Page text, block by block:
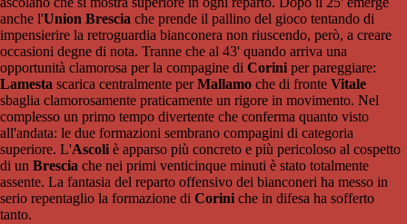
anche l'Union Brescia che prende il pallino del gioco tentando di
impensierire la retroguardia bianconera non riuscendo, però, a creare
occasioni degne di nota. Tranne che al 43' quando arriva una
opportunità clamorosa per la compagine di Corini per pareggiare:
Lamesta scarica centralmente perMallamo che di fronte Vitale
sbaglia clamorosamente praticamente un rigore in movimento. Nel
complesso un primo tempo divertente che conferma quanto visto
all'andata: le due formazioni sembrano compagini di categoria
superiore. L'Ascoli è apparso più concreto e più pericoloso al cospetto
di un Brescia che nei primi venticinque minuti è stato totalmente
assente. La fantasia del reparto offensivo dei bianconeri ha messo in
serio repentaglio la formazione di Corini che in difesa ha sofferto
tanto.